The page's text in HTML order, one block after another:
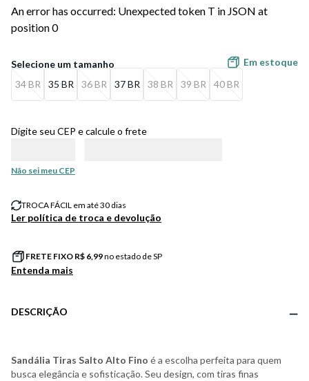
An error has occurred: Unexpected token T in JSON at
position 0
34 BR 35 BR 36 BR 37 BR 38 BR 39 BR 40 BR
Em estoque
Digite seu CEP e calcule o frete
Não sei meu CEP
TROCA FÁCIL em até 30 dias
Ler política de troca e devolução
FRETE FIXO R$ 6,99no estado de SP
Entenda mais
DESCRIÇÃO
Sandália Tiras Salto Alto Fino é a escolha perfeita para quem
busca elegância e sofisticação. Seu design, com tiras finas